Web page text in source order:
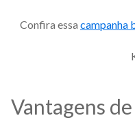
Confira essa campanha
Vantagens